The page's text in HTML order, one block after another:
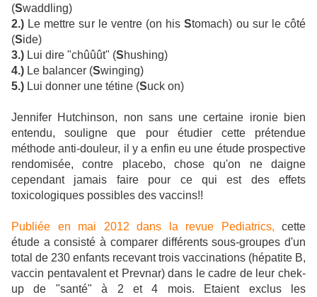
(Swaddling)
2.) Le mettre sur le ventre (on hisStomach) ou sur le côté
(Side)
3.) Lui dire "chûûût" (Shushing)
4.) Le balancer (Swinging)
5.) Lui donner une tétine (Suck on)
Jennifer Hutchinson, non sans une certaine ironie bien
entendu, souligne que pour étudier cette prétendue
méthode anti-douleur, il y a enfin eu une étude prospective
rendomisée, contre placebo, chose qu'on ne daigne
cependant jamais faire pour ce qui est des effets
toxicologiques possibles des vaccins!!
Publiée en mai 2012 dans la revue Pediatrics, cette
étude a consisté à comparer différents sous-groupes d'un
total de 230 enfants recevant trois vaccinations (hépatite B,
vaccin pentavalent et Prevnar) dans le cadre de leur chek-
up de "santé" à 2 et 4 mois. Etaient exclus les